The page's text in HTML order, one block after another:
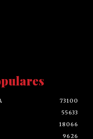
73100
55633
18066
9626